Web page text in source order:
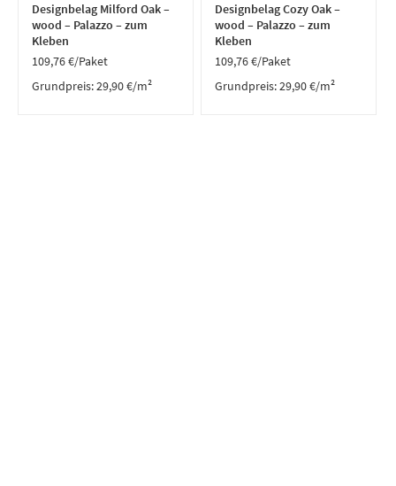
Designbelag Milford Oak –
wood – Palazzo – zum
Kleben
109,76€/Paket
Grundpreis:29,90€/m²
Designbelag Cozy Oak –
wood – Palazzo – zum
Kleben
109,76€/Paket
Grundpreis:29,90€/m²